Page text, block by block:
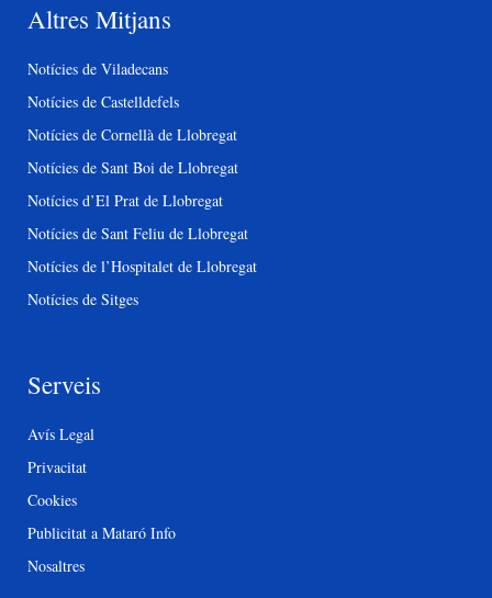
Altres Mitjans
Notícies de Viladecans
Notícies de Castelldefels
Notícies de Cornellà de Llobregat
Notícies de Sant Boi de Llobregat
Notícies d’El Prat de Llobregat
Notícies de Sant Feliu de Llobregat
Notícies de l’Hospitalet de Llobregat
Notícies de Sitges
Serveis
Avís Legal
Privacitat
Cookies
Publicitat a Mataró Info
Nosaltres